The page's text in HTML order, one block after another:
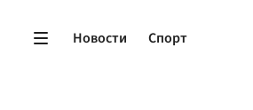
Новости Спорт